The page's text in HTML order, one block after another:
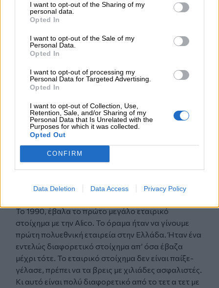
I want to opt-out of the Sharing of my
personal data.
Opted In
I want to opt-out of the Sale of my
Personal Data.
Opted In
I want to opt-out of processing my
Personal Data for Targeted Advertising.
Opted In
I want to opt-out of Collection, Use,
Retention, Sale, and/or Sharing of my
Personal Data that Is Unrelated with the
Purposes for which it was collected.
Opted Out
CONFIRM
Data Deletion Data Access Privacy Policy
«Πρέπει λοιπόν να βάλετε στόχο και όραμα, να
γίνετε ηγέτες σε ένα χαρτοφυλάκιο από
ευχαριστημένους πελάτες. Θέλει αγώνα αυτό,
κάθε στιγμή, κάθε ώρα, κάθε μέρα αλλά αξίζει
τον κόπο»
«Πολλές φορές στο δρόμο σας θα συναντάτε
εμπόδιο, θα πέφτετε, αλλά πάντα να θυμάστε ότι
όπως κάθε πρωί ο ήλιος ανατέλλει και κάθε βράδυ
δύει, έτσι και το μυαλό του ανθρώπου έχει
σκαμπανεβάσματα καλής και κακής ψυχολογίας. Κι
ό,τι έχει σχέση με την κακή ψυχολογία πρέπει να το
διώχνετε ελέγχοντας τα συναισθήματά σας. Όταν
μάθετε να αυτοπαρακινείστε, κι αυτό θα το
καταφέρετε αν κοιτάζεστε κάθε πρωί στον
κατσαβιδάκι για να δουλεύει, τότε μόνο θ’ αλλάξει
Το 1990, έβαλα το πρώτο μεγάλο εταιρικό
στοίχημα με την Alico. Το όραμα ήταν να γίνουμε
πρώτη πολυεθνική εταιρεία στην Ελλάδα. Ήταν ένα
εντελώς διαφορετικό στοίχημα απ’ όσα έβαζα
μέχρι τότε. Το εταιρικό στοίχημα δεν είναι παίξε-
γέλασε, πρέπει να τα βρεις με χιλιάδες ασφαλιστές.
Κι αυτό είναι πολύ διαφορετικό από το τετ α τετ με